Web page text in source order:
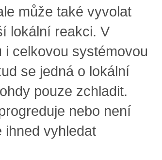
může také vyvolat
lokální reakci. V
celkovou systémovou
se jedná o lokální
pouze zchladit.
nebo není
ihned vyhledat